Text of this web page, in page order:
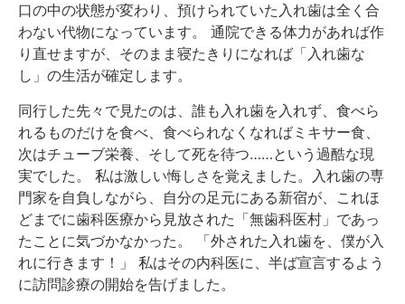
口の中の状態が変わり、預けられていた入れ歯は全く合
わない代物になっています。 通院できる体力があれば作
り直せますが、そのまま寝たきりになれば「入れ歯な
し」の生活が確定します。
同行した先々で見たのは、誰も入れ歯を入れず、食べら
れるものだけを食べ、食べられなくなればミキサー食、
次はチューブ栄養、そして死を待つ……という過酷な現
実でした。 私は激しい悔しさを覚えました。入れ歯の専
門家を自負しながら、自分の足元にある新宿が、これほ
どまでに歯科医療から見放された「無歯科医村」であっ
たことに気づかなかった。 「外された入れ歯を、僕が入
れに行きます！」 私はその内科医に、半ば宣言するよう
に訪問診療の開始を告げました。